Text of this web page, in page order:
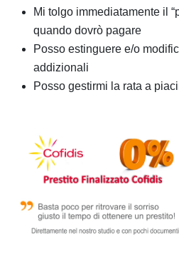
Mi tolgo immediatamente il
quando dovrò pagare
Posso estinguere e/o
addizionali
Posso gestirmi la rata a